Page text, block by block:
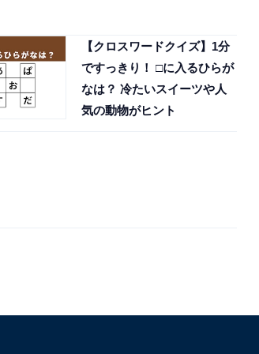
【クロスワードクイズ】1分
ですっきり！ □に入るひらが
なは？ 冷たいスイーツや人
気の動物がヒント